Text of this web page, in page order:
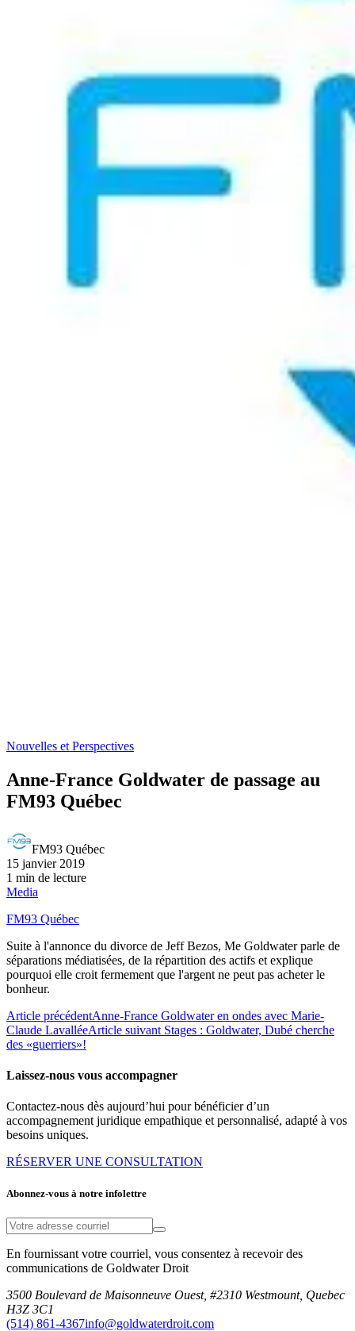
Nouvelles et Perspectives
Anne-France Goldwater de passage au
FM93 Québec
FM93 Québec
15 janvier 2019
1 min de lecture
Media
FM93 Québec
Suite à l'annonce du divorce de Jeff Bezos, Me Goldwater parle de
séparations médiatisées, de la répartition des actifs et explique
pourquoi elle croit fermement que l'argent ne peut pas acheter le
bonheur.
Article précédentAnne-France Goldwater en ondes avec Marie-
Claude LavalléeArticle suivant Stages : Goldwater, Dubé cherche
des «guerriers»!
Laissez-nous vous accompagner
Contactez-nous dès aujourd’hui pour bénéficier d’un
accompagnement juridique empathique et personnalisé, adapté à vos
besoins uniques.
RÉSERVER UNE CONSULTATION
Abonnez-vous à notre infolettre
En fournissant votre courriel, vous consentez à recevoir des
communications de Goldwater Droit
3500 Boulevard de Maisonneuve Ouest, #2310 Westmount, Quebec
H3Z 3C1
(514) 861-4367info@goldwaterdroit.com